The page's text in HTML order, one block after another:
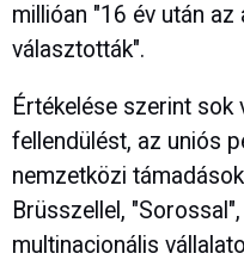
millióan "16 év után
választották".
Értékelése szerint
fellendülést, az uniós
nemzetközi
Brüsszellel,
multinacionális